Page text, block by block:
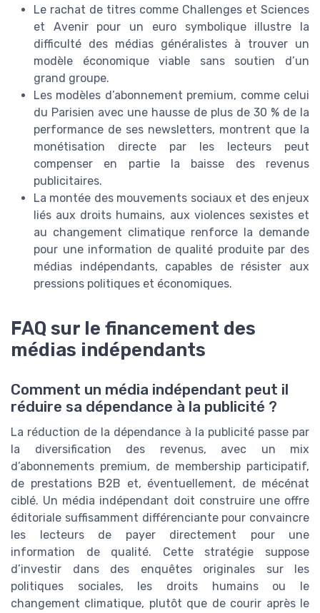
Le rachat de titres comme Challenges et Sciences
et Avenir pour un euro symbolique illustre la
difficulté des médias généralistes à trouver un
modèle économique viable sans soutien d’un
grand groupe.
Les modèles d’abonnement premium, comme celui
du Parisien avec une hausse de plus de 30 % de la
performance de ses newsletters, montrent que la
monétisation directe par les lecteurs peut
compenser en partie la baisse des revenus
publicitaires.
La montée des mouvements sociaux et des enjeux
liés aux droits humains, aux violences sexistes et
au changement climatique renforce la demande
pour une information de qualité produite par des
médias indépendants, capables de résister aux
pressions politiques et économiques.
FAQ sur le financement des
médias indépendants
Comment un média indépendant peut il
réduire sa dépendance à la publicité ?
La réduction de la dépendance à la publicité passe par
la diversification des revenus, avec un mix
d’abonnements premium, de membership participatif,
de prestations B2B et, éventuellement, de mécénat
ciblé. Un média indépendant doit construire une offre
éditoriale suffisamment différenciante pour convaincre
les lecteurs de payer directement pour une
information de qualité. Cette stratégie suppose
d’investir dans des enquêtes originales sur les
politiques sociales, les droits humains ou le
changement climatique, plutôt que de courir après le